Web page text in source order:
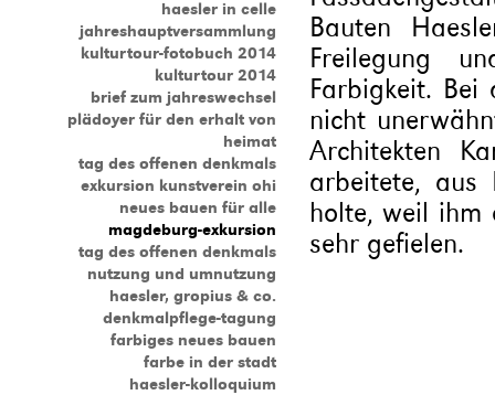
haesler in celle
jahreshauptversammlung
kulturtour-fotobuch 2014
kulturtour 2014
brief zum jahreswechsel
plädoyer für den erhalt von
heimat
tag des offenen denkmals
exkursion kunstverein ohi
neues bauen für alle
magdeburg-exkursion
tag des offenen denkmals
nutzung und umnutzung
haesler, gropius & co.
denkmalpflege-tagung
farbiges neues bauen
farbe in der stadt
haesler-kolloquium
Bauten
Freilegung
Farbigkeit. Bei
nicht
Architekten
arbeitete, aus
holte, weil ihm
sehr gefielen.